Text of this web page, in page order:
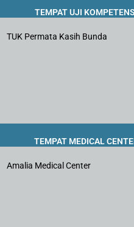
TEMPAT UJI
TUK Permata Kasih Bunda
TEMPAT MEDICAL
Amalia Medical Center